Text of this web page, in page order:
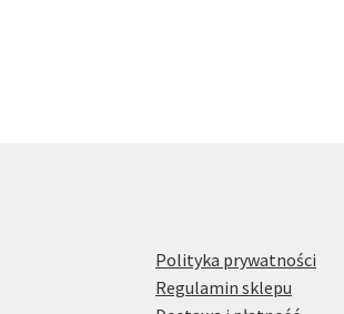
Polityka prywatności
Regulamin sklepu